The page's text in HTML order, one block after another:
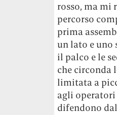
rosso, ma mi
percorso
prima
un lato e uno
il palco e le
che circonda
limitata a
agli operatori
difendono